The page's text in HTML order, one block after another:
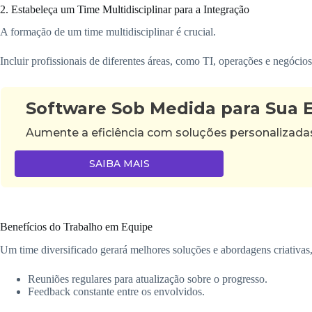
2. Estabeleça um Time Multidisciplinar para a Integração
A formação de um time multidisciplinar é crucial.
Incluir profissionais de diferentes áreas, como TI, operações e
Software Sob Medida para Sua
Aumente a eficiência com soluções
SAIBA MAIS
Benefícios do Trabalho em Equipe
Um time diversificado gerará melhores soluções e abordagens
Reuniões regulares para atualização sobre o progresso.
Feedback constante entre os envolvidos.